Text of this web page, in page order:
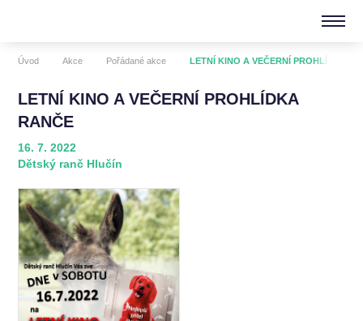
Úvod Akce Pořádané akce LETNÍ KINO A VEČERNÍ PROHLÍDKA
LETNÍ KINO A VEČERNÍ PROHLÍDKA
RANČE
16. 7. 2022
Dětský ranč Hlučín